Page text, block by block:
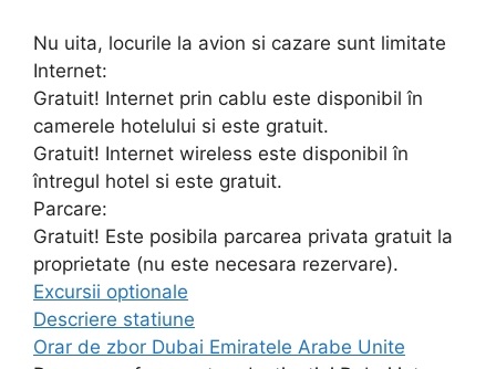
Nu uita, locurile la avion si cazare sunt limitate
Internet:
Gratuit! Internet prin cablu este disponibil în
camerele hotelului si este gratuit.
Gratuit! Internet wireless este disponibil în
întregul hotel si este gratuit.
Parcare:
Gratuit! Este posibila parcarea privata gratuit la
proprietate (nu este necesara rezervare).
Excursii optionale
Descriere statiune
Orar de zbor Dubai Emiratele Arabe Unite